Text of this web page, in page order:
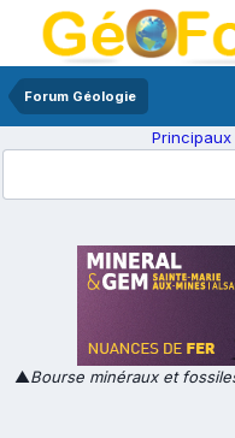
Forum Géologie
▲Bourse minéraux et